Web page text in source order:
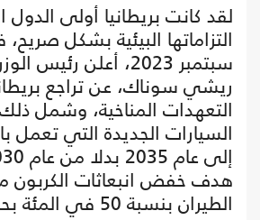
لقد كانت بريطانيا أولى
التزاماتها البيئية بشكل
سبتمبر 2023، أعلن
ريشي سوناك، عن تراجع
التعهدات المناخية، وشمل
السيارات الجديدة التي تعمل
هدف خفض انبعاثات الكربون
الطيران بنسبة 50 في المئة بحلول عام 2050.